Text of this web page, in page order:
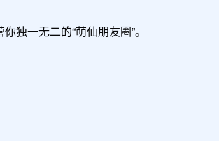
独一无二的“萌仙朋友圈”。